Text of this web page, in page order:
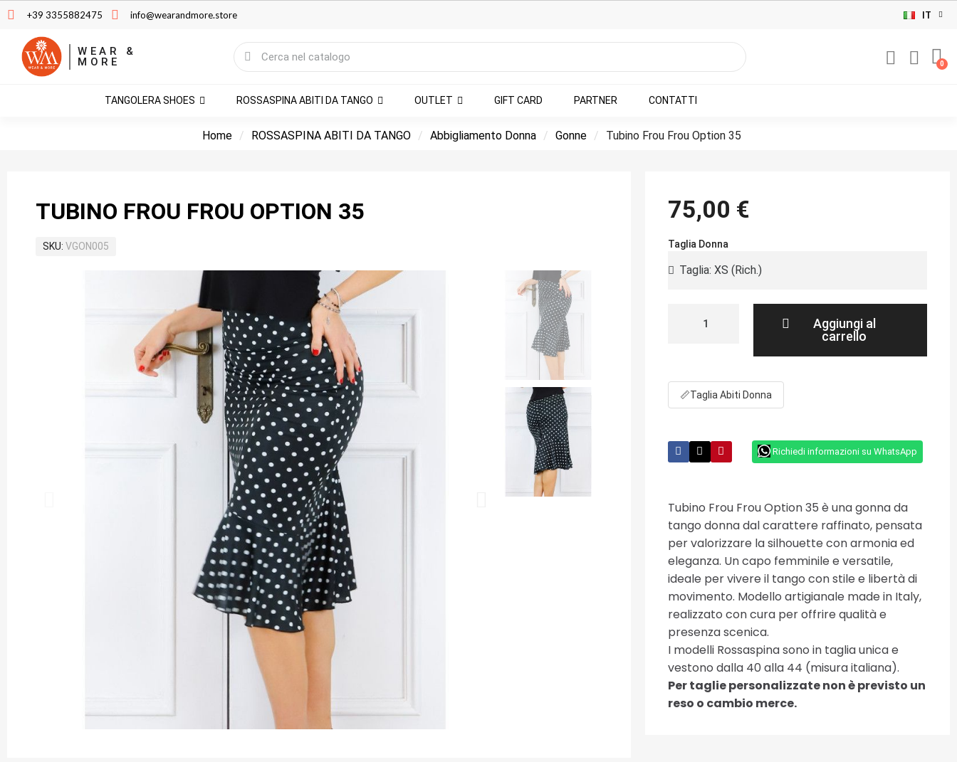
+39 3355882475 info@wearandmore.store IT
WEAR &
MORE
TANGOLERA SHOES ROSSASPINA ABITI DA TANGO OUTLET GIFT CARD PARTNER CONTATTI
Home ROSSASPINA ABITI DA TANGO Abbigliamento Donna Gonne Tubino Frou Frou Option 35
TUBINO FROU FROU OPTION 35
SKU VGON005
75,00 €
Taglia Donna
Aggiungi al
carrello
📏Taglia Abiti Donna
Richiedi informazioni su WhatsApp
Tubino Frou Frou Option 35 è una gonna da
tango donna dal carattere raffinato, pensata
per valorizzare la silhouette con armonia ed
eleganza. Un capo femminile e versatile,
ideale per vivere il tango con stile e libertà di
movimento. Modello artigianale made in Italy,
realizzato con cura per offrire qualità e
presenza scenica.
I modelli Rossaspina sono in taglia unica e
vestono dalla 40 alla 44 (misura italiana).
Per taglie personalizzate non è previsto un
reso o cambio merce.